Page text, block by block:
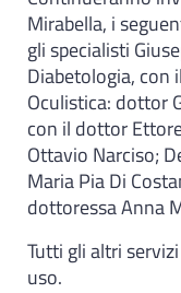
Mirabella, i
gli specialisti
Diabetologia, con
Oculistica: dottor
con il dottor
Ottavio Narciso;
Maria Pia Di
dottoressa Anna
Tutti gli altri
uso.